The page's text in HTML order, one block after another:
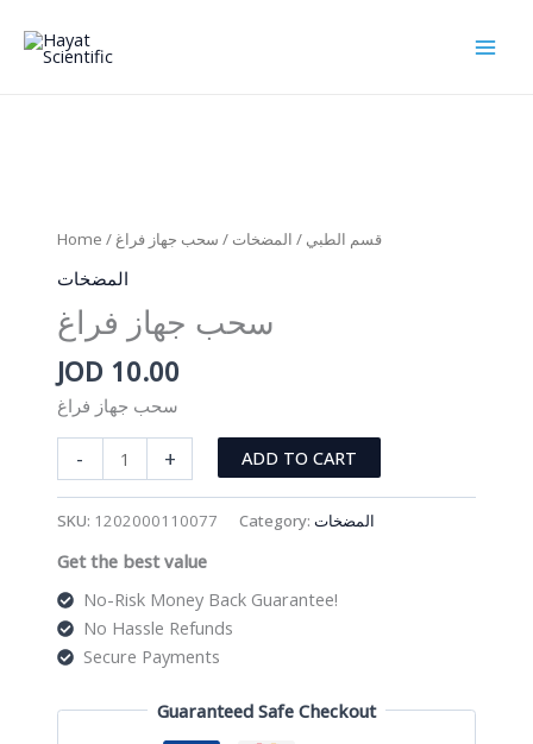
content
Home / قسم الطبي / المضخات / سحب جهاز فراغ
المضخات
سحب جهاز فراغ
JOD 10.00
سحب جهاز فراغ
-
جهاز
+ ADD TO CART
SKU: 1202000110077 Category: المضخات
Get the best value
No-Risk Money Back Guarantee!
No Hassle Refunds
Secure Payments
Guaranteed Safe Checkout